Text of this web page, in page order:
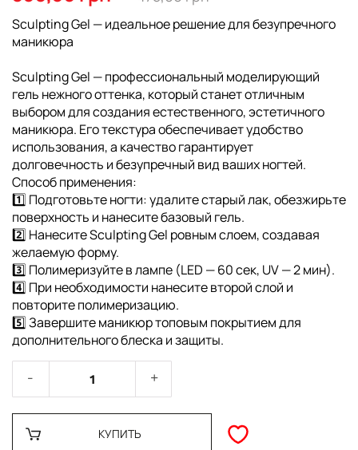
галереи
изображений
Sculpting Gel — идеальное решение для безупречного
маникюра
Sculpting Gel — профессиональный моделирующий
гель нежного оттенка, который станет отличным
выбором для создания естественного, эстетичного
маникюра. Его текстура обеспечивает удобство
использования, а качество гарантирует
долговечность и безупречный вид ваших ногтей.
Способ применения:
1️⃣ Подготовьте ногти: удалите старый лак, обезжирьте
поверхность и нанесите базовый гель.
2️⃣ Нанесите Sculpting Gel ровным слоем, создавая
желаемую форму.
3️⃣ Полимеризуйте в лампе (LED — 60 сек, UV — 2 мин).
4️⃣ При необходимости нанесите второй слой и
повторите полимеризацию.
5️⃣ Завершите маникюр топовым покрытием для
дополнительного блеска и защиты.
КУПИТЬ